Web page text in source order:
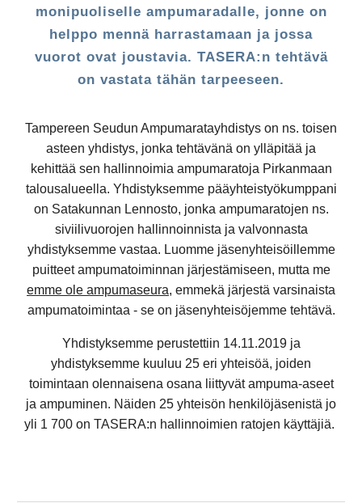
monipuoliselle ampumaradalle, jonne on
helppo mennä harrastamaan ja jossa
vuorot ovat joustavia. TASERA:n tehtävä
on vastata tähän tarpeeseen.
Tampereen Seudun Ampumaratayhdistys on ns. toisen
asteen yhdistys, jonka tehtävänä on ylläpitää ja
kehittää sen hallinnoimia ampumaratoja Pirkanmaan
talousalueella. Yhdistyksemmepääyhteistyökumppani
on Satakunnan Lennosto, jonka ampumaratojen ns.
siviilivuorojen hallinnoinnista ja valvonnasta
yhdistyksemmevastaa. Luommejäsenyhteisöillemme
puitteet ampumatoiminnan järjestämiseen, mutta me
emme ole ampumaseura, emmekä järjestä varsinaista
ampumatoimintaa - se on jäsenyhteisöjemme tehtävä.
Yhdistyksemme perustettiin 14.11.2019 ja
yhdistyksemme kuuluu 25 eri yhteisöä, joiden
toimintaan olennaisena osana liittyvät ampuma-aseet
ja ampuminen. Näiden 25 yhteisön henkilöjäsenistä jo
yli 1 700 on TASERA:n hallinnoimien ratojen käyttäjiä.